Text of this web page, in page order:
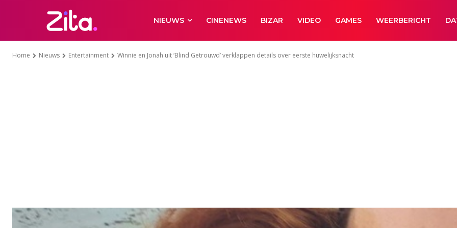
NIEUWS CINENEWS BIZAR VIDEO GAMES WEERBERICHT
Home Nieuws Entertainment Winnie en Jonah uit ‘Blind Getrouwd’ verklappen details over eerste huwelijksnacht